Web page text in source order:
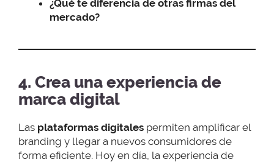
¿Qué te diferencia de otras firmas del
mercado?
4. Crea una experiencia de
marca digital
Las plataformas digitales permiten amplificar el
branding y llegar a nuevos consumidores de
forma eficiente. Hoy en día, la experiencia de